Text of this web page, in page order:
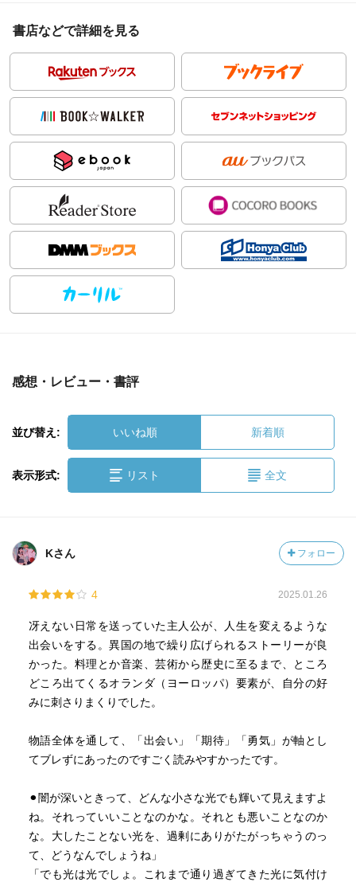
書店などで詳細を見る
感想・レビュー・書評
並び替え: いいね順 新着順
表示形式: リスト 全文
Kさん フォロー
4 2025.01.26
冴えない日常を送っていた主人公が、人生を変えるような
出会いをする。異国の地で繰り広げられるストーリーが良
かった。料理とか音楽、芸術から歴史に至るまで、ところ
どころ出てくるオランダ（ヨーロッパ）要素が、自分の好
みに刺さりまくりでした。
物語全体を通して、「出会い」「期待」「勇気」が軸とし
てブレずにあったのですごく読みやすかったです。
⚫︎闇が深いときって、どんな小さな光でも輝いて見えますよ
ね。それっていいことなのかな。それとも悪いことなのか
な。大したことない光を、過剰にありがたがっちゃうのっ
て、どうなんでしょうね」
「でも光は光でしょ。これまで通り過ぎてきた光に気付け